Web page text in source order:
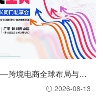
破局·多元生长——跨境电商全球布局与增长闭门私享会（2026-08-13）
2026-08-13